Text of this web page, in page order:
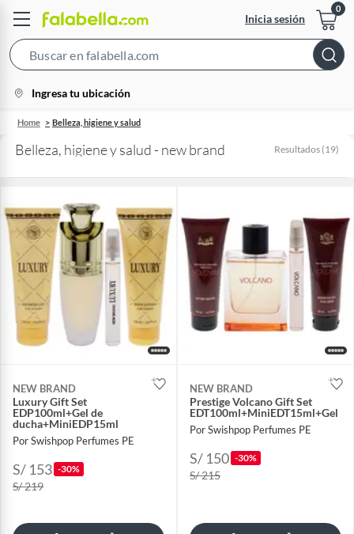
Inicia sesión
Bar
location-
icon
Ingresa tu ubicación
Home Belleza, higiene y salud
Belleza, higiene y salud - new brand Resultados (19)
NEW BRAND
Luxury Gift Set
EDP100ml+Gel de
ducha+MiniEDP15ml
Por Swishpop Perfumes PE
S/ 153 -30%
S/ 219
NEW BRAND
Prestige Volcano Gift Set
EDT100ml+MiniEDT15ml+Gel
Por Swishpop Perfumes PE
S/ 150 -30%
S/ 215